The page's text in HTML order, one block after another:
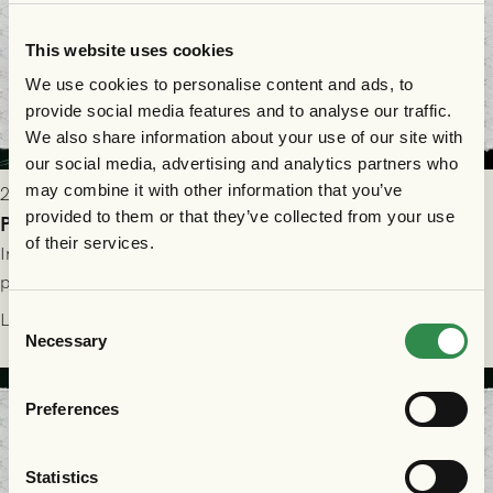
This website uses cookies
We use cookies to personalise content and ads, to
provide social media features and to analyse our traffic.
We also share information about your use of our site with
our social media, advertising and analytics partners who
may combine it with other information that you’ve
provided to them or that they’ve collected from your use
of their services.
Selection
Necessary
Preferences
Statistics
2026-07-29 9:15
Publikinformation: FC Nordsjælland - GAIS 30/7
Information för dig som ska se FC Nordsjælland - GAIS på
plats på Right to Dream Park torsdagen den 30/7 kl. 19.00.
Läs mer